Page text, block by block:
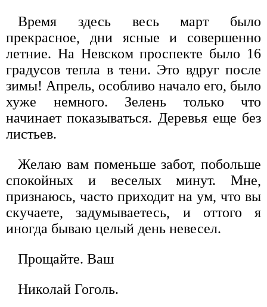
Время здесь весь март было
прекрасное, дни ясные и совершенно
летние. На Невском проспекте было 16
градусов тепла в тени. Это вдруг после
зимы! Апрель, особливо начало его, было
хуже немного. Зелень только что
начинает показываться. Деревья еще без
листьев.
Желаю вам поменьше забот, побольше
спокойных и веселых минут. Мне,
признаюсь, часто приходит на ум, что вы
скучаете, задумываетесь, и оттого я
иногда бываю целый день невесел.
Прощайте. Ваш
Николай Гоголь.